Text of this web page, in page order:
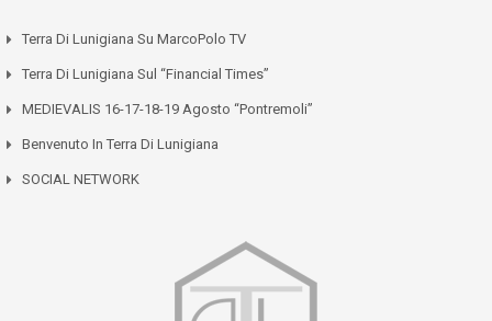
Terra Di Lunigiana Su MarcoPolo TV
Terra Di Lunigiana Sul “Financial Times”
MEDIEVALIS 16-17-18-19 Agosto “Pontremoli”
Benvenuto In Terra Di Lunigiana
SOCIAL NETWORK